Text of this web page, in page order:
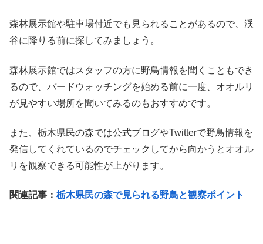
森林展示館や駐車場付近でも見られることがあるので、渓
谷に降りる前に探してみましょう。
森林展示館ではスタッフの方に野鳥情報を聞くこともでき
るので、バードウォッチングを始める前に一度、オオルリ
が見やすい場所を聞いてみるのもおすすめです。
また、栃木県民の森では公式ブログやTwitterで野鳥情報を
発信してくれているのでチェックしてから向かうとオオル
リを観察できる可能性が上がります。
関連記事： 栃木県民の森で見られる野鳥と観察ポイント